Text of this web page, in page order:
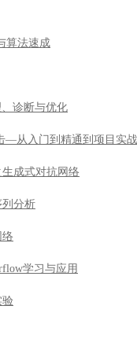
成式对抗网络
分析
学习与应用
验
发实战
战
践
演练